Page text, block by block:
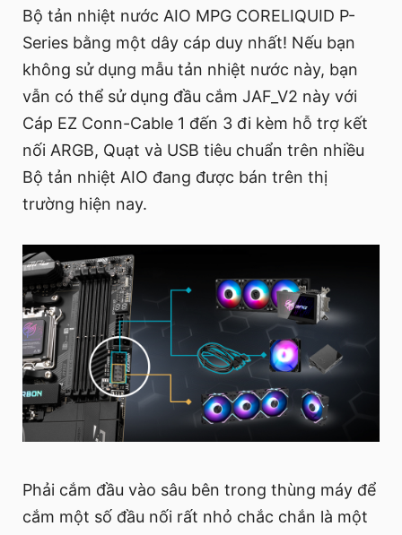
Bộ tản nhiệt nước AIO MPG CORELIQUID P-
Series bằng một dây cáp duy nhất! Nếu bạn
không sử dụng mẫu tản nhiệt nước này, bạn
vẫn có thể sử dụng đầu cắm JAF_V2 này với
Cáp EZ Conn-Cable 1 đến 3 đi kèm hỗ trợ kết
nối ARGB, Quạt và USB tiêu chuẩn trên nhiều
Bộ tản nhiệt AIO đang được bán trên thị
trường hiện nay.
Phải cắm đầu vào sâu bên trong thùng máy để
cắm một số đầu nối rất nhỏ chắc chắn là một